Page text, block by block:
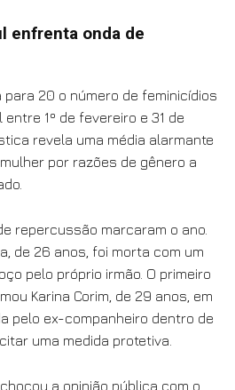
enfrenta onda de
para 20 o número de feminicídios
1º de fevereiro e 31 de
revela uma média alarmante
por razões de gênero a
repercussão marcaram o ano.
de 26 anos, foi morta com um
pelo próprio irmão. O primeiro
Karina Corim, de 29 anos, em
pelo ex-companheiro dentro de
uma medida protetiva.
a opinião pública com o